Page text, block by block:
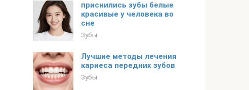
приснились зубы белые
красивые у человека во
сне
Зубы
Лучшие методы лечения
кариеса передних зубов
Зубы